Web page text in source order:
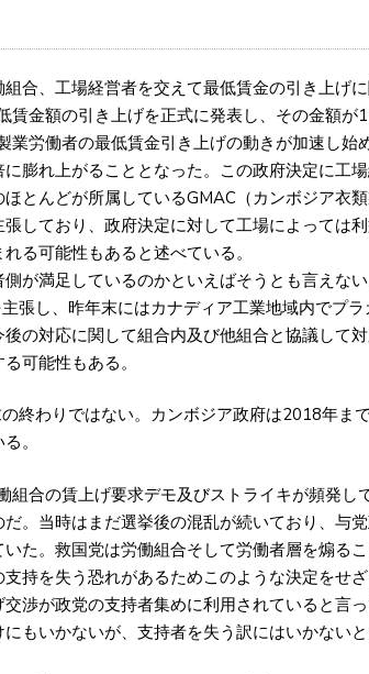
合、工場経営者を交えて最低賃金の引き上げ
賃金額の引き上げを正式に発表し、その金額が
業労働者の最低賃金引き上げの動きが加速し始
膨れ上がることとなった。この政府決定に工
とんどが所属しているGMAC（カンボジア衣
しており、政府決定に対して工場によっては利
る可能性もあると述べている。
が満足しているのかといえばそうとも言えな
張し、昨年末にはカナディア工業地域内でプ
の対応に関して組合内及び他組合と協議して
可能性もある。
終わりではない。カンボジア政府は2018年ま
。
合の賃上げ要求デモ及びストライキが頻発し
。当時はまだ選挙後の混乱が続いており、与
た。救国党は労働組合そして労働者層を煽るこ
持を失う恐れがあるためこのような決定をせ
渉が政党の支持者集めに利用されていると言
もいかないが、支持者を失う訳にはいかない